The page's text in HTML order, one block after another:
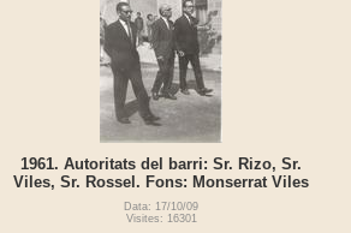
1961. Autoritats del barri: Sr. Rizo, Sr.
Viles, Sr. Rossel. Fons: Monserrat Viles
Data: 17/10/09
Visites: 16301